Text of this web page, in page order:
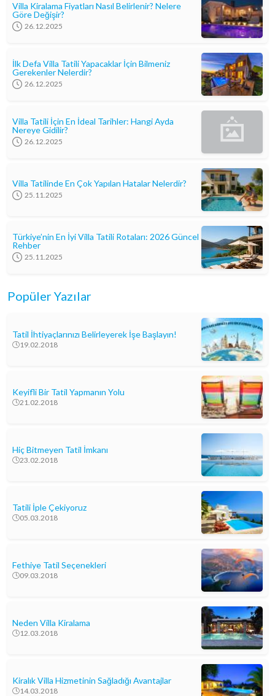
Villa Kiralama Fiyatları Nasıl Belirlenir? Nelere
Göre Değişir?
26.12.2025
İlk Defa Villa Tatili Yapacaklar İçin Bilmeniz
Gerekenler Nelerdir?
26.12.2025
Villa Tatili İçin En İdeal Tarihler: Hangi Ayda
Nereye Gidilir?
26.12.2025
Villa Tatilinde En Çok Yapılan Hatalar Nelerdir?
25.11.2025
Türkiye’nin En İyi Villa Tatili Rotaları: 2026 Güncel
Rehber
25.11.2025
Popüler Yazılar
Tatil İhtiyaçlarınızı Belirleyerek İşe Başlayın!
19.02.2018
Keyifli Bir Tatil Yapmanın Yolu
21.02.2018
Hiç Bitmeyen Tatil İmkanı
23.02.2018
Tatili İple Çekiyoruz
05.03.2018
Fethiye Tatil Seçenekleri
09.03.2018
Neden Villa Kiralama
12.03.2018
Kiralık Villa Hizmetinin Sağladığı Avantajlar
14.03.2018